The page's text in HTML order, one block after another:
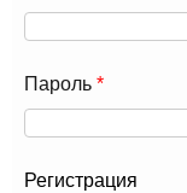
Пароль *
Регистрация